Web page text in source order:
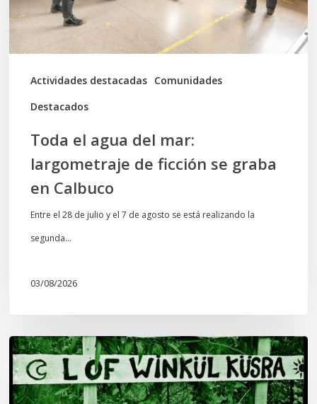
Actividades destacadas Comunidades
Destacados
de
ficción
se
graba
Toda el agua del mar:
largometraje de ficción se graba
en Calbuco
Entre el 28 de julio y el 7 de agosto se está realizando la
segunda…
03/08/2026
Lof
Winkül
Küsra